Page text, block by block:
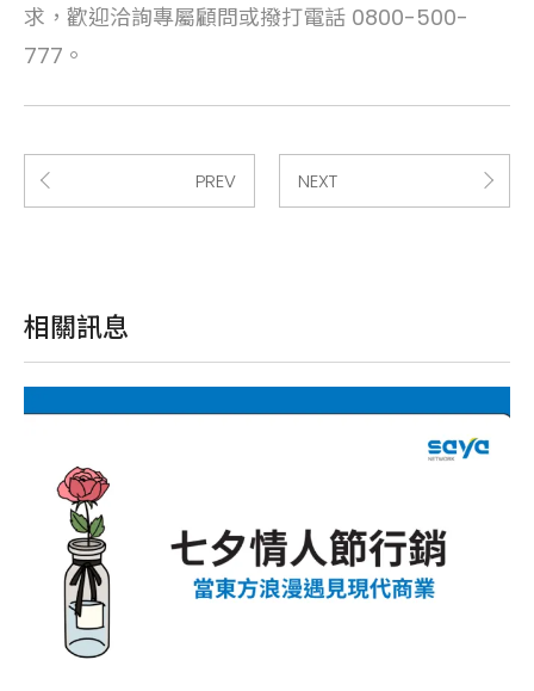
求，歡迎洽詢專屬顧問或撥打電話 0800-500-
777。
PREV NEXT
相關訊息